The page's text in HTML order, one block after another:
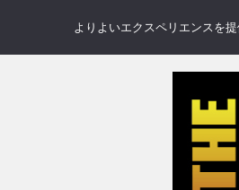
よりよいエクスペリエンスを